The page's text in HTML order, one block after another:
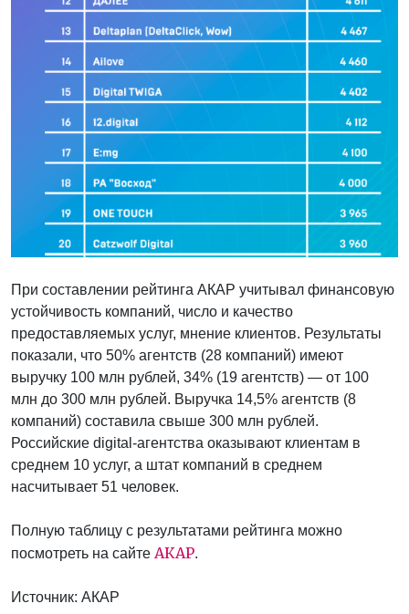
При составлении рейтинга АКАР учитывал финансовую
устойчивость компаний, число и качество
предоставляемых услуг, мнение клиентов. Результаты
показали, что 50% агентств (28 компаний) имеют
выручку 100 млн рублей, 34% (19 агентств) — от 100
млн до 300 млн рублей. Выручка 14,5% агентств (8
компаний) составила свыше 300 млн рублей.
Российские digital-агентства оказывают клиентам в
среднем 10 услуг, а штат компаний в среднем
насчитывает 51 человек.
Полную таблицу с результатами рейтинга можно
посмотреть на сайте АКАР.
Источник: АКАР